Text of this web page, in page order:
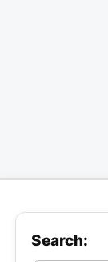
Search: